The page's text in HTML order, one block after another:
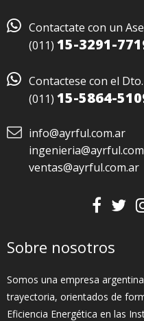
 Contactate con un
(011) 15-3291-
 Contactese con el
(011) 15-5864-
info@ayrful.com.ar
ventas@ayrful.com.ar
Sobre nosotros
Somos una empresa
trayectoria, orientados de
Eficiencia Energética en las